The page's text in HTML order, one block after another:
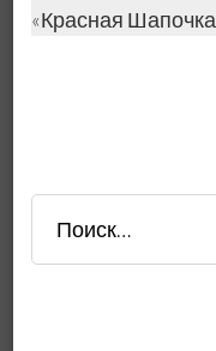
«Красная
Найти: